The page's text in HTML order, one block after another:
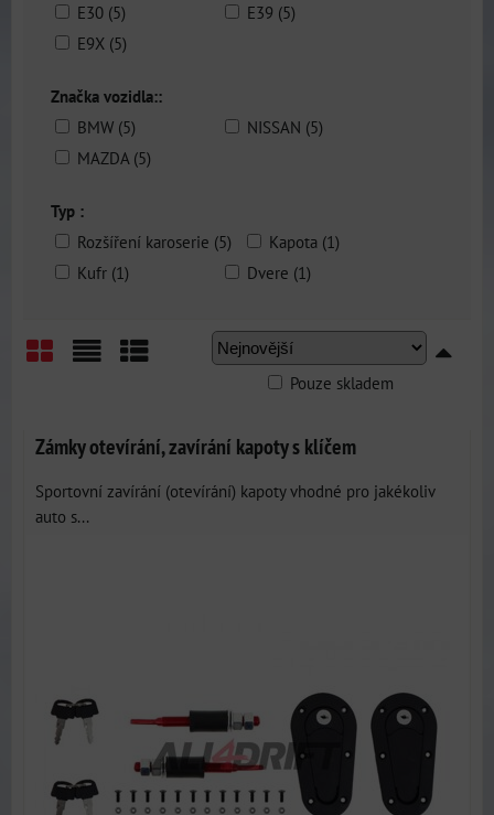
E30 (5)
E39 (5)
E9X (5)
Značka vozidla::
BMW (5)
NISSAN (5)
MAZDA (5)
Typ :
Rozšíření karoserie (5)
Kapota (1)
Kufr (1)
Dvere (1)
Pouze skladem
Zámky otevírání, zavírání kapoty s klíčem
Sportovní zavírání (otevírání) kapoty vhodné pro jakékoliv
auto s...